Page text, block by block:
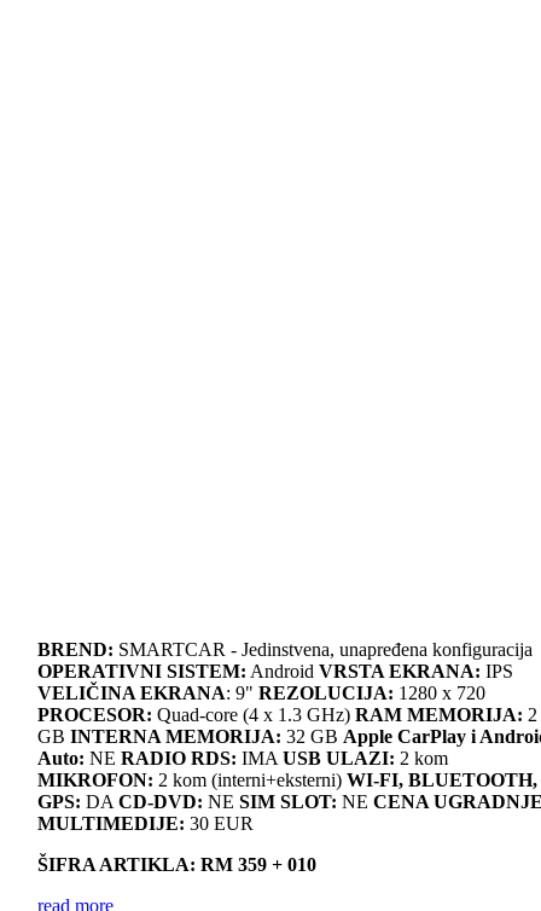
BREND: SMARTCAR - Jedinstvena, unapređena konfiguracija
OPERATIVNI SISTEM: AndroidVRSTA EKRANA: IPS
VELIČINA EKRANA: 9"REZOLUCIJA: 1280 x 720
PROCESOR: Quad-core (4 x 1.3 GHz)RAM MEMORIJA: 2
GBINTERNA MEMORIJA: 32 GB Apple CarPlay i
Auto: NERADIO RDS: IMAUSB ULAZI: 2 kom
MIKROFON: 2 kom (interni+eksterni)WI-FI, BLUETOOTH,
GPS: DACD-DVD: NESIM SLOT: NECENA
MULTIMEDIJE: 30 EUR
ŠIFRA ARTIKLA: RM 359 + 010
read more